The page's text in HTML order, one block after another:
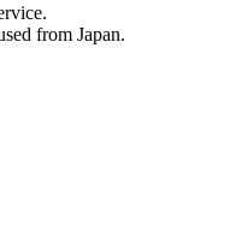
from Japan.